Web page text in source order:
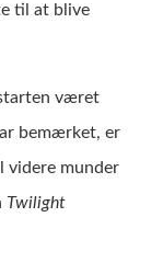
til at blive
været
bemærket, er
videre munder
Twilight